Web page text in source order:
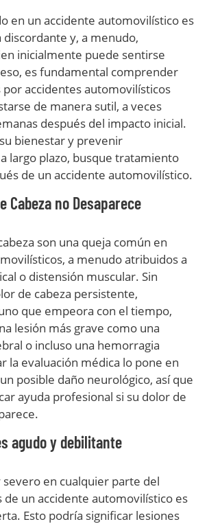
en un accidente automovilístico es
y, a menudo,
inicialmente puede sentirse
es fundamental comprender
por accidentes automovilísticos
de manera sutil, a veces
después del impacto inicial.
bienestar y prevenir
largo plazo, busque tratamiento
de un accidente automovilístico.
Cabeza no Desaparece
son una queja común en
a menudo atribuidos a
o distensión muscular. Sin
de cabeza persistente,
que empeora con el tiempo,
lesión más grave como una
o incluso una hemorragia
la evaluación médica lo pone en
posible daño neurológico, así que
ayuda profesional si su dolor de
agudo y debilitante
severo en cualquier parte del
de un accidente automovilístico es
Esto podría significar lesiones